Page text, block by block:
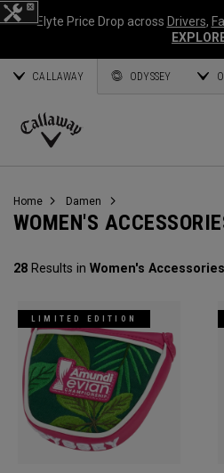
Elyte Price Drop across Drivers,
CALLAWAY ODYSSEY
Callaway
Home Damen
WOMEN'S
28 Results in Women's Accessories
LIMITED EDITION